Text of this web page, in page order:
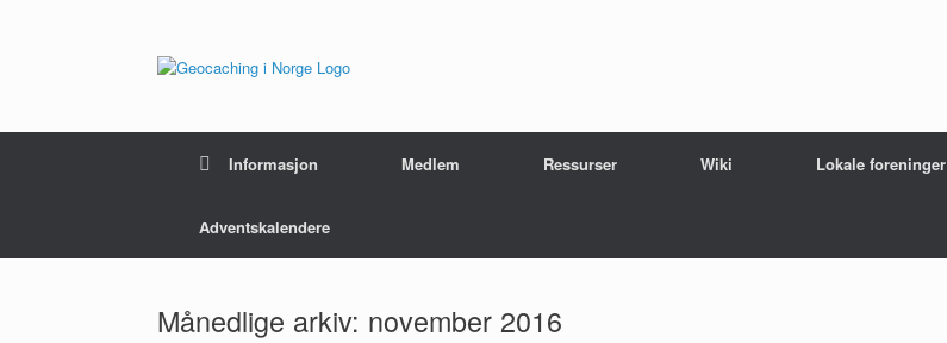
Informasjon Medlem Ressurser Wiki Lokale foreninger
Adventskalendere
Månedlige arkiv: november 2016